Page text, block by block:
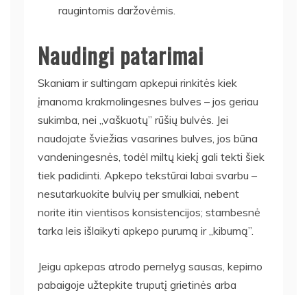
raugintomis daržovėmis.
Naudingi patarimai
Skaniam ir sultingam apkepui rinkitės kiek
įmanoma krakmolingesnes bulves – jos geriau
sukimba, nei „vaškuotų” rūšių bulvės. Jei
naudojate šviežias vasarines bulves, jos būna
vandeningesnės, todėl miltų kiekį gali tekti šiek
tiek padidinti. Apkepo tekstūrai labai svarbu –
nesutarkuokite bulvių per smulkiai, nebent
norite itin vientisos konsistencijos; stambesnė
tarka leis išlaikyti apkepo purumą ir „kibumą”.
Jeigu apkepas atrodo pernelyg sausas, kepimo
pabaigoje užtepkite truputį grietinės arba